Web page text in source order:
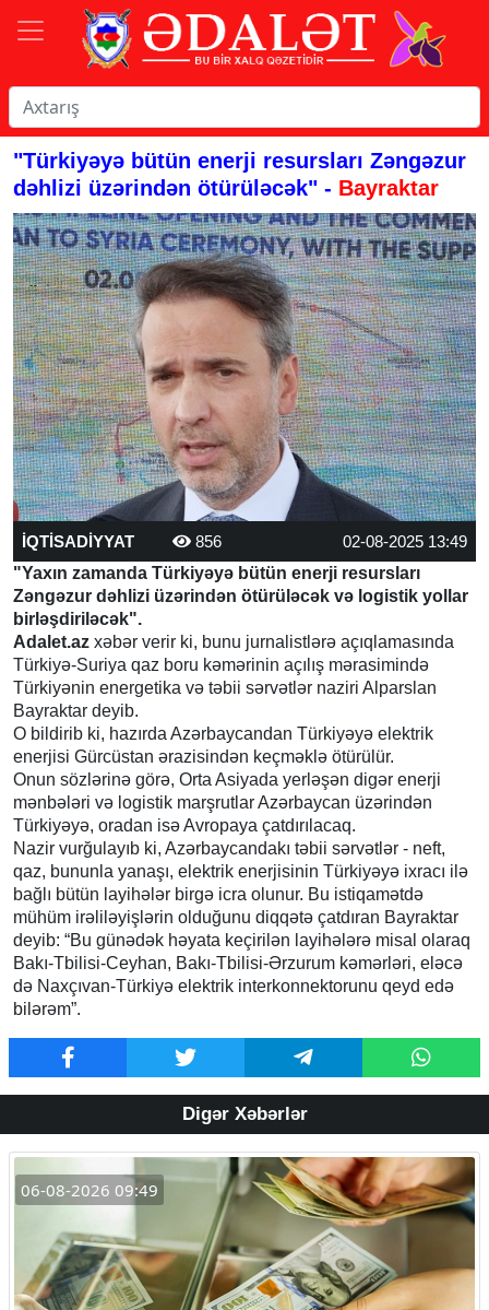
"Türkiyəyə bütün enerji resursları Zəngəzur
dəhlizi üzərindən ötürüləcək" - Bayraktar
İQTİSADİYYAT 856
02-08-2025 13:49
"Yaxın zamanda Türkiyəyə bütün enerji resursları
Zəngəzur dəhlizi üzərindən ötürüləcək və logistik yollar
birləşdiriləcək".
Adalet.az xəbər verir ki, bunu jurnalistlərə açıqlamasında
Türkiyə-Suriya qaz boru kəmərinin açılış mərasimində
Türkiyənin energetika və təbii sərvətlər naziri Alparslan
Bayraktar deyib.
O bildirib ki, hazırda Azərbaycandan Türkiyəyə elektrik
enerjisi Gürcüstan ərazisindən keçməklə ötürülür.
Onun sözlərinə görə, Orta Asiyada yerləşən digər enerji
mənbələri və logistik marşrutlar Azərbaycan üzərindən
Türkiyəyə, oradan isə Avropaya çatdırılacaq.
Nazir vurğulayıb ki, Azərbaycandakı təbii sərvətlər - neft,
qaz, bununla yanaşı, elektrik enerjisinin Türkiyəyə ixracı ilə
bağlı bütün layihələr birgə icra olunur. Bu istiqamətdə
mühüm irəliləyişlərin olduğunu diqqətə çatdıran Bayraktar
deyib: “Bu günədək həyata keçirilən layihələrə misal olaraq
Bakı-Tbilisi-Ceyhan, Bakı-Tbilisi-Ərzurum kəmərləri, eləcə
də Naxçıvan-Türkiyə elektrik interkonnektorunu qeyd edə
bilərəm”.
Digər Xəbərlər
06-08-2026 09:49